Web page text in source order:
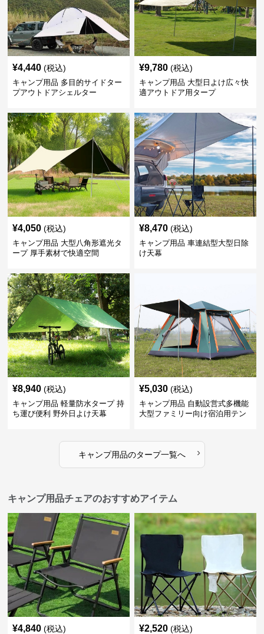
¥4,440 (税込)
キャンプ用品 多目的サイドター
プアウトドアシェルター
¥9,780 (税込)
キャンプ用品 大型日よけ広々快
適アウトドア用タープ
¥4,050 (税込)
キャンプ用品 大型八角形遮光タ
ープ 厚手素材で快適空間
¥8,470 (税込)
キャンプ用品 車連結型大型日除
け天幕
¥8,940 (税込)
キャンプ用品 軽量防水タープ 持
ち運び便利 野外日よけ天幕
¥5,030 (税込)
キャンプ用品 自動設営式多機能
大型ファミリー向け宿泊用テン
キャンプ用品のタープ一覧へ ›
キャンプ用品チェアのおすすめアイテム
¥4,840 (税込) ¥2,520 (税込)